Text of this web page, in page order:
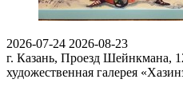
2026-07-24 2026-08-23
г. Казань, Проезд Шейнкмана,
художественная галерея